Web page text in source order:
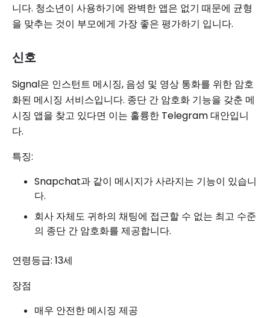
니다. 청소년이 사용하기에 완벽한 앱은 없기 때문에 균형
을 맞추는 것이 부모에게 가장 좋은 평가하기 입니다.
신호
Signal은 인스턴트 메시징, 음성 및 영상 통화를 위한 암호
화된 메시징 서비스입니다. 종단 간 암호화 기능을 갖춘 메
시징 앱을 찾고 있다면 이는 훌륭한 Telegram 대안입니
다.
특징:
Snapchat과 같이 메시지가 사라지는 기능이 있습니
다.
회사 자체도 귀하의 채팅에 접근할 수 없는 최고 수준
의 종단 간 암호화를 제공합니다.
연령등급: 13세
장점
매우 안전한 메시징 제공